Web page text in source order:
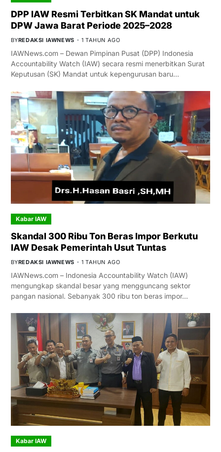
DPP IAW Resmi Terbitkan SK Mandat untuk
DPW Jawa Barat Periode 2025–2028
BYREDAKSI IAWNEWS 1 TAHUN AGO
IAWNews.com – Dewan Pimpinan Pusat (DPP) Indonesia
Accountability Watch (IAW) secara resmi menerbitkan Surat
Keputusan (SK) Mandat untuk kepengurusan baru…
Kabar IAW
Skandal 300 Ribu Ton Beras Impor Berkutu
IAW Desak Pemerintah Usut Tuntas
BYREDAKSI IAWNEWS 1 TAHUN AGO
IAWNews.com – Indonesia Accountability Watch (IAW)
mengungkap skandal besar yang mengguncang sektor
pangan nasional. Sebanyak 300 ribu ton beras impor…
Kabar IAW